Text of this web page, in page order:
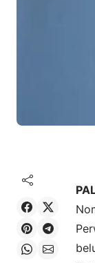
Share on Facebook
Share on X
Share on Pinterest
Share on Telegram
Share on WhatsApp
Share on Email